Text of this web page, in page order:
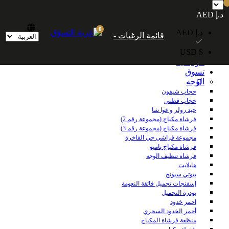
درهمًا إماراتيًا. شحن مجاني عالميًا للطلبات التي تزيد قيمتها عن 600 درهم إماراتي.
تسوق
الوجه
حجاب شيفون
حجاب قطني
جيد رولر و غوا شا
فرشاة مكياج (مجموعة رقم 2)
فرشاة مكياج (مجموعة رقم 3)
مجموعة فراشي جي الفاخرة
فرشاة مكياج بامبو
فرشاة تنظيف الوجه
هايلايت
بيوتي سبونج
إسفنجات تجميل فائقة النعومة
بودرة التجميل
احمر خدود
أحمر الخدود السحري
منظفة فرشاة المكياج
د.إ AED
د.إ AED
$ USD
قائمة الرغبات -
0